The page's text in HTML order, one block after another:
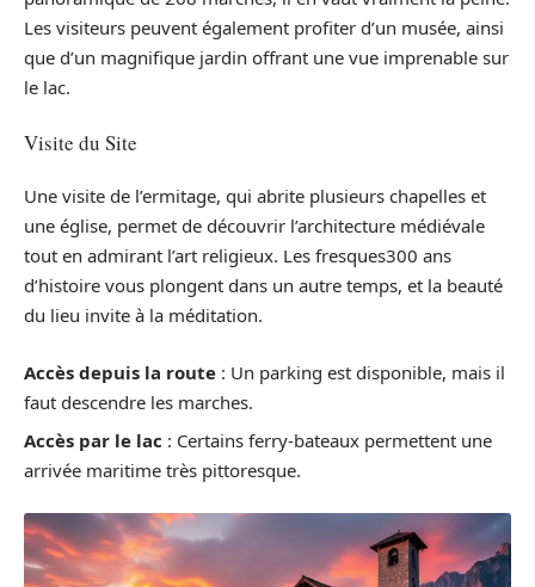
Les visiteurs peuvent également profiter d’un musée, ainsi
que d’un magnifique jardin offrant une vue imprenable sur
le lac.
Visite du Site
Une visite de l’ermitage, qui abrite plusieurs chapelles et
une église, permet de découvrir l’architecture médiévale
tout en admirant l’art religieux. Les fresques300 ans
d’histoire vous plongent dans un autre temps, et la beauté
du lieu invite à la méditation.
Accès depuis la route : Un parking est disponible, mais il
faut descendre les marches.
Accès par le lac : Certains ferry-bateaux permettent une
arrivée maritime très pittoresque.